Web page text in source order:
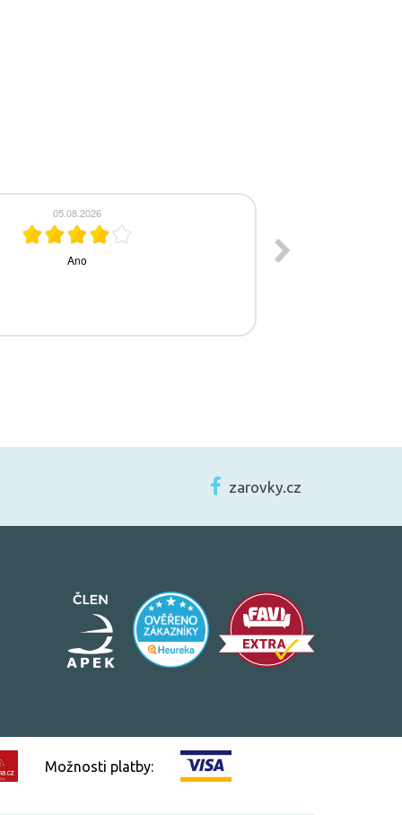
zarovky.cz
Možnosti platby: